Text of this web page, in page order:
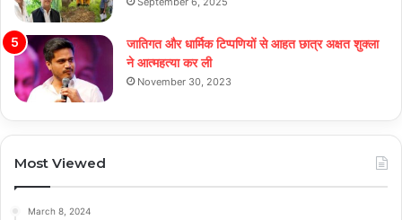
जातिगत और धार्मिक टिप्पणियों से आहत छात्र अक्षत शुक्ला
ने आत्महत्या कर ली
November 30, 2023
Most Viewed
March 8, 2024